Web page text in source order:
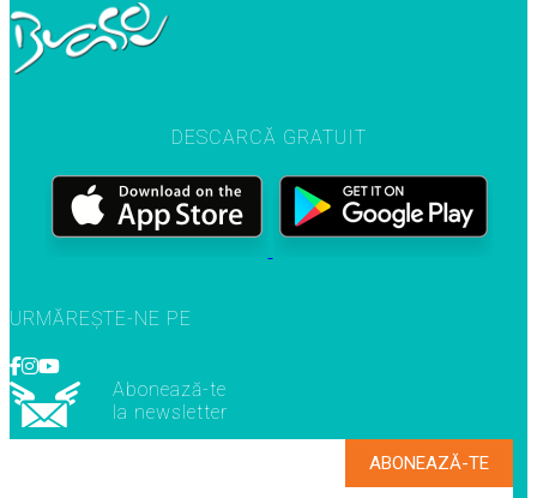
DESCARCĂ GRATUIT
URMĂREȘTE-NE PE
Abonează-te
la newsletter